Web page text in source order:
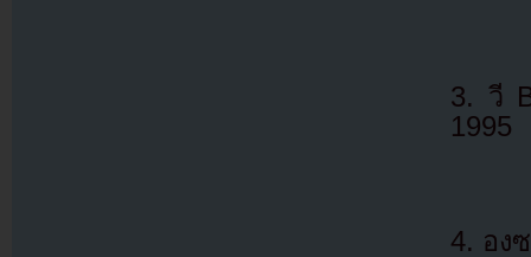
3. วี
1995
4. อง